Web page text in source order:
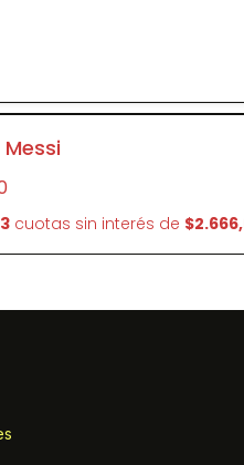
3 cuotas sin interés de